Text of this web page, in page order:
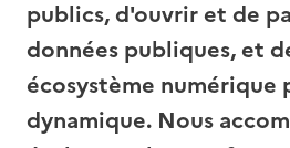
publics, d'ouvrir et de
données publiques, et
écosystème numérique
dynamique. Nous